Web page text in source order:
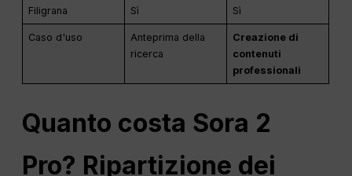
Filigrana Sì Sì
Caso d'uso
Anteprima della
ricerca
Creazione di
contenuti
professionali
Quanto costa Sora 2
Pro? Ripartizione dei